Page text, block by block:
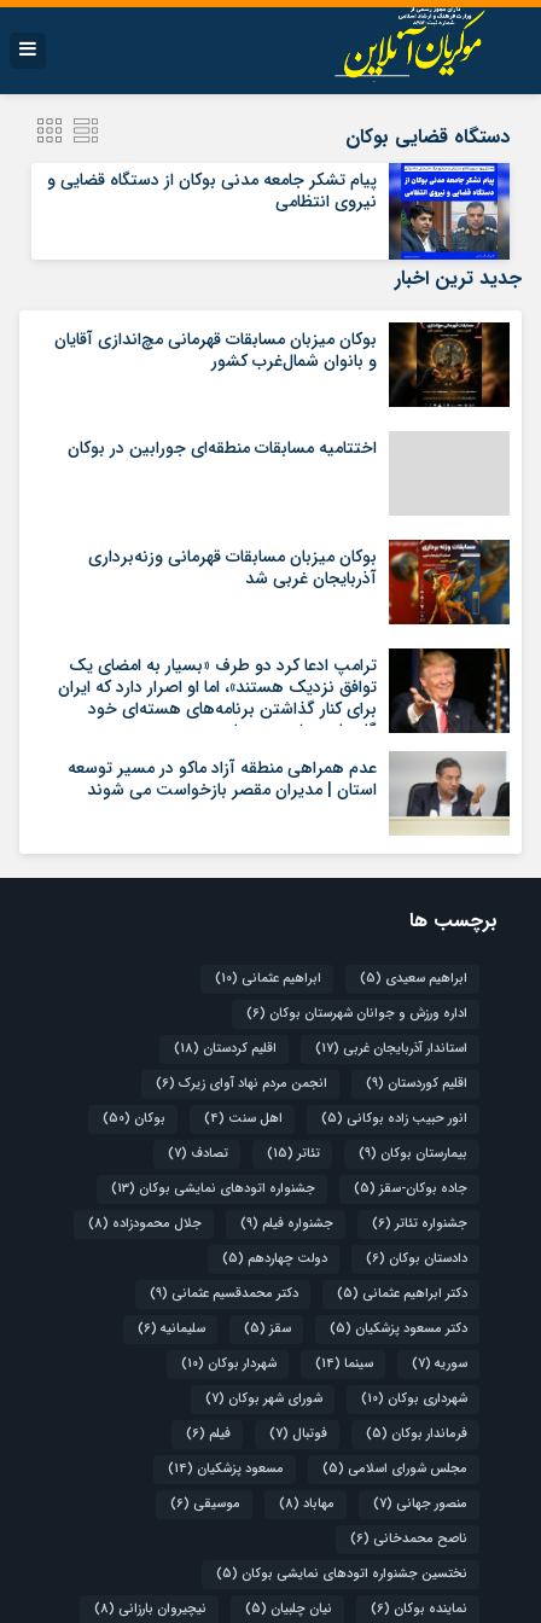
دستگاه قضایی بوکان
پیام تشکر جامعه مدنی بوکان از دستگاه قضایی و
نیروی انتظامی
جدید ترین اخبار
بوکان میزبان مسابقات قهرمانی مچ‌اندازی آقایان
و بانوان شمال‌غرب کشور
اختتامیه مسابقات منطقه‌ای جورابین در بوکان
بوکان میزبان مسابقات قهرمانی وزنه‌برداری
آذربایجان غربی شد
ترامپ ادعا کرد دو طرف «بسیار به امضای یک
توافق نزدیک هستند»، اما او اصرار دارد که ایران
برای کنار گذاشتن برنامه‌های هسته‌ای خود
گام‌های بیشتری بردارد
عدم همراهی منطقه آزاد ماکو در مسیر توسعه
استان | مدیران مقصر بازخواست می شوند
برچسب ها
ابراهیم سعیدی (5) ابراهیم عثمانی (10)
اداره ورزش و جوانان شهرستان بوکان (6)
استاندار آذربایجان غربی (17) اقلیم کردستان (18)
اقلیم کوردستان (9) انجمن مردم نهاد آوای زیرک (6)
انور حبیب زاده بوکانی (5) اهل سنت (4) بوکان (50)
بیمارستان بوکان (9) تئاتر (15) تصادف (7)
جاده بوکان-سقز (5) جشنواره اتودهای نمایشی بوکان (13)
جشنواره تئاتر (6) جشنواره فیلم (9) جلال محمودزاده (8)
دادستان بوکان (6) دولت چهاردهم (5)
دکتر ابراهیم عثمانی (5) دکتر محمدقسیم عثمانی (9)
دکتر مسعود پزشکیان (5) سقز (5) سلیمانیه (6)
سوریه (7) سینما (14) شهردار بوکان (10)
شهرداری بوکان (10) شورای شهر بوکان (7)
فرماندار بوکان (5) فوتبال (7) فیلم (6)
مجلس شورای اسلامی (5) مسعود پزشکیان (14)
منصور جهانی (7) مهاباد (8) موسیقی (6)
ناصح محمدخانی (6)
نختسین جشنواره اتودهای نمایشی بوکان (5)
نماینده بوکان (6) نیان چلبیان (5) نیچیروان بارزانی (8)